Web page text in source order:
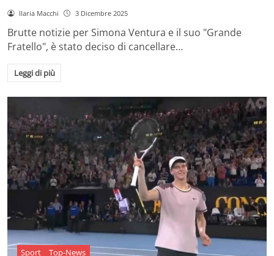
Ilaria Macchi 3 Dicembre 2025
Brutte notizie per Simona Ventura e il suo "Grande
Fratello", è stato deciso di cancellare…
Leggi di più
Sport Top-News